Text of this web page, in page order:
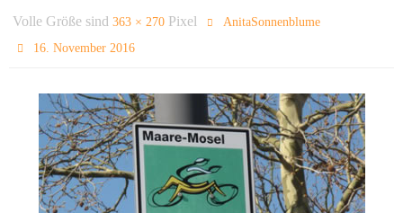
Volle Größe sind 363 × 270 Pixel
AnitaSonnenblume
16. November 2016